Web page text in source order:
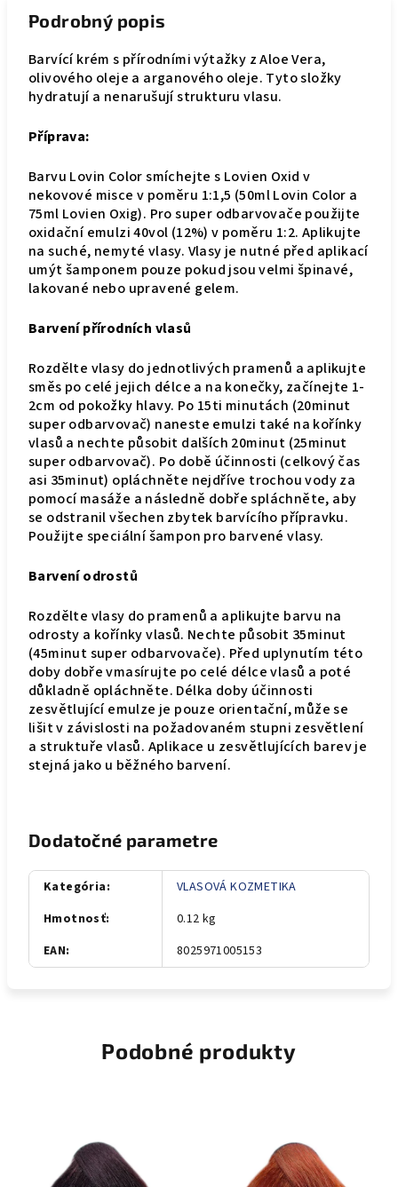
Podrobný popis
Barvící krém s přírodními výtažky z Aloe Vera,
olivového oleje a arganového oleje. Tyto složky
hydratují a nenarušují strukturu vlasu.
Příprava:
Barvu Lovin Color smíchejte s Lovien Oxid v
nekovové misce v poměru 1:1,5 (50ml Lovin Color a
75ml Lovien Oxig). Pro super odbarvovače použijte
oxidační emulzi 40vol (12%) v poměru 1:2. Aplikujte
na suché, nemyté vlasy. Vlasy je nutné před aplikací
umýt šamponem pouze pokud jsou velmi špinavé,
lakované nebo upravené gelem.
Barvení přírodních vlasů
Rozdělte vlasy do jednotlivých pramenů a aplikujte
směs po celé jejich délce a na konečky, začínejte 1-
2cm od pokožky hlavy. Po 15ti minutách (20minut
super odbarvovač) naneste emulzi také na kořínky
vlasů a nechte působit dalších 20minut (25minut
super odbarvovač). Po době účinnosti (celkový čas
asi 35minut) opláchněte nejdříve trochou vody za
pomocí masáže a následně dobře spláchněte, aby
se odstranil všechen zbytek barvícího přípravku.
Použijte speciální šampon pro barvené vlasy.
Barvení odrostů
Rozdělte vlasy do pramenů a aplikujte barvu na
odrosty a kořínky vlasů. Nechte působit 35minut
(45minut super odbarvovače). Před uplynutím této
doby dobře vmasírujte po celé délce vlasů a poté
důkladně opláchněte. Délka doby účinnosti
zesvětlující emulze je pouze orientační, může se
lišit v závislosti na požadovaném stupni zesvětlení
a struktuře vlasů. Aplikace u zesvětlujících barev je
stejná jako u běžného barvení.
Dodatočné parametre
Kategória:
VLASOVÁ KOZMETIKA
Hmotnosť:
0.12 kg
EAN: 8025971005153
Podobné produkty